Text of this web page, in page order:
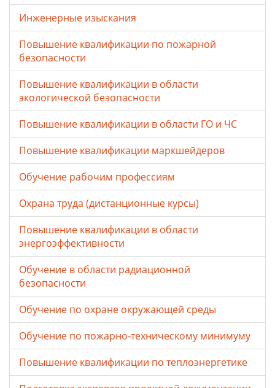
Инженерные изыскания
Повышение квалификации по пожарной
безопасности
Повышение квалификации в области
экологической безопасности
Повышение квалификации в области ГО и ЧС
Повышение квалификации маркшейдеров
Обучение рабочим профессиям
Охрана труда (дистанционные курсы)
Повышение квалификации в области
энергоэффективности
Обучение в области радиационной
безопасности
Обучение по охране окружающей среды
Обучение по пожарно-техническому минимуму
Повышение квалификации по теплоэнергетике